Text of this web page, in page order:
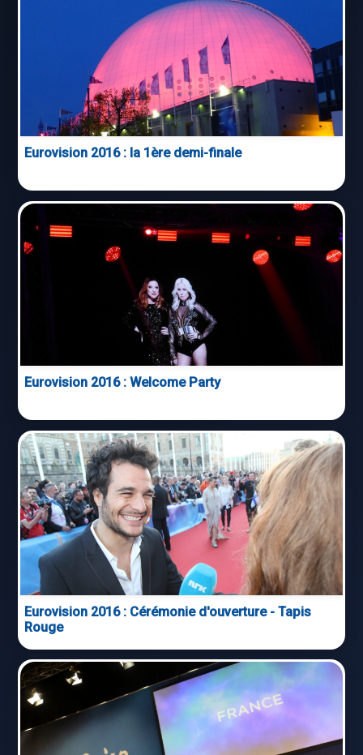
Eurovision 2016 : la 1ère demi-finale
Eurovision 2016 : Welcome Party
Eurovision 2016 : Cérémonie d'ouverture - Tapis
Rouge